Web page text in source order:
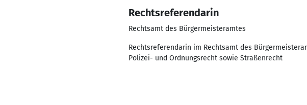
Rechtsreferendarin
Rechtsamt des Bürgermeisteramtes
Rechtsreferendarin im Rechtsamt des
Polizei- und Ordnungsrecht sowie Straßenrecht